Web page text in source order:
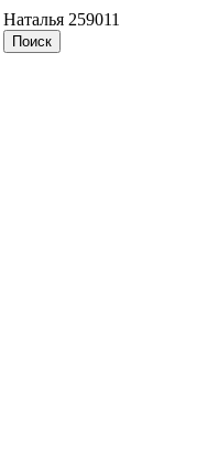
259011
Поиск